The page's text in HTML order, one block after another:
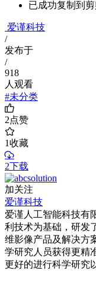
已成功复制到剪
爱谨科技
/
发布于
/
918
人观看
#未分类
2点赞
1收藏
2下载
加关注
爱谨科技
爱谨人工智能科技有
利技术为基础，研发
维影像产品及解决方
学研究人员获得更精
更好的进行科学研究